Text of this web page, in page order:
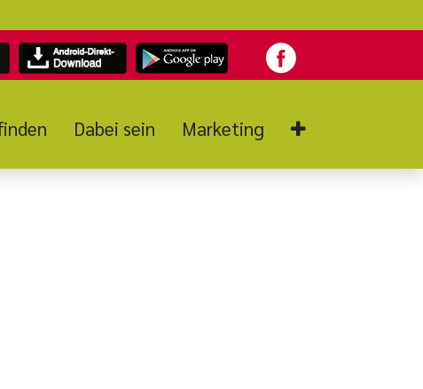
Dabei sein Marketing